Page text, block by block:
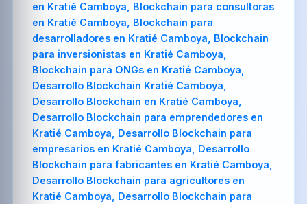
en Kratié Camboya, Blockchain para consultoras
en Kratié Camboya, Blockchain para
desarrolladores en Kratié Camboya, Blockchain
para inversionistas en Kratié Camboya,
Blockchain para ONGs en Kratié Camboya,
Desarrollo Blockchain Kratié Camboya,
Desarrollo Blockchain en Kratié Camboya,
Desarrollo Blockchain para emprendedores en
Kratié Camboya, Desarrollo Blockchain para
empresarios en Kratié Camboya, Desarrollo
Blockchain para fabricantes en Kratié Camboya,
Desarrollo Blockchain para agricultores en
Kratié Camboya, Desarrollo Blockchain para